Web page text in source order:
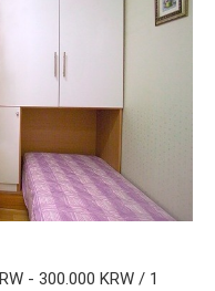
- 300.000 KRW / 1